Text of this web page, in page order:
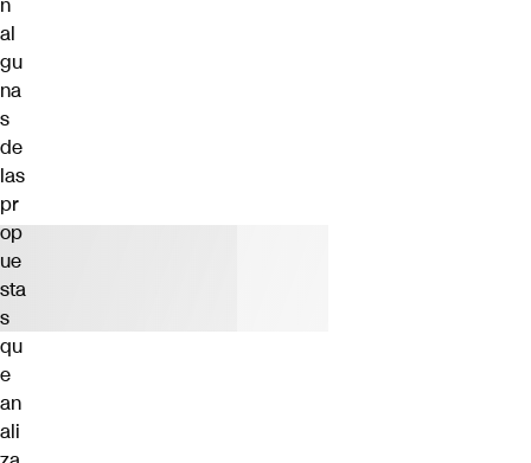
al
gu
na
s
de
las
pr
op
ue
sta
s
qu
e
an
ali